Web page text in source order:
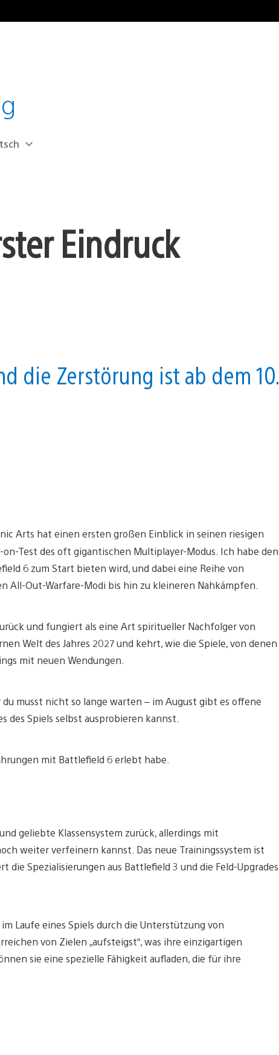
Eindruck
die Zerstörung ist ab dem 10.
Arts hat einen ersten großen Einblick in seinen riesigen
Test des oft gigantischen Multiplayer-Modus. Ich habe den
6 zum Start bieten wird, und dabei eine Reihe von
All-Out-Warfare-Modi bis hin zu kleineren Nahkämpfen.
und fungiert als eine Art spiritueller Nachfolger von
Welt des Jahres 2027 und kehrt, wie die Spiele, von denen
mit neuen Wendungen.
musst nicht so lange warten – im August gibt es offene
des Spiels selbst ausprobieren kannst.
mit Battlefield 6 erlebt habe.
geliebte Klassensystem zurück, allerdings mit
weiter verfeinern kannst. Das neue Trainingssystem ist
die Spezialisierungen aus Battlefield 3 und die Feld-Upgrades
Laufe eines Spiels durch die Unterstützung von
von Zielen „aufsteigst“, was ihre einzigartigen
sie eine spezielle Fähigkeit aufladen, die für ihre